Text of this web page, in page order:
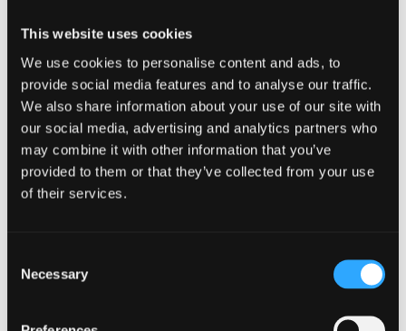
This website uses cookies
We use cookies to personalise content and ads, to
provide social media features and to analyse our traffic.
We also share information about your use of our site with
our social media, advertising and analytics partners who
may combine it with other information that you’ve
provided to them or that they’ve collected from your use
of their services.
Selection
Necessary
ar y cyd a defod grefyddol yn cael eu gweithredu ar
Dylai holl awdurdodau addysgol yn y DU roi
canllawiau i ysgolion i wneud yn glir bod yr
hawl i dynnu'n ôl o weithredoedd o addoli ar y
cyd/defod grefyddol yn ymestyn i bob ysgol.
yn gwybod beth sy'n digwydd yn ystod y
penderfyniadau gwybodus p'un ai i gymryd